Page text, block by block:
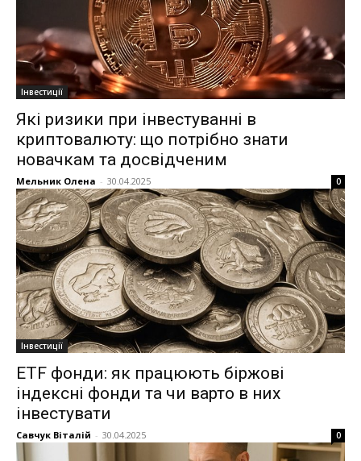
Інвестиції
Які ризики при інвестуванні в
криптовалюту: що потрібно знати
новачкам та досвідченим
Мельник Олена - 30.04.2025 0
Інвестиції
ETF фонди: як працюють біржові
індексні фонди та чи варто в них
інвестувати
Савчук Віталій - 30.04.2025 0